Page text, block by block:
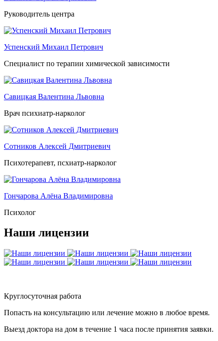
Руководитель центра
Успенский Михаил Петрович
Специалист по терапии химической зависимости
Савицкая Валентина Львовна
Врач психиатр-нарколог
Сотников Алексей Дмитриевич
Психотерапевт, псхиатр-нарколог
Гончарова Алёна Владимировна
Психолог
Наши лицензии
Круглосуточная работа
Попасть на консультацию или лечение можно в любое время.
Выезд доктора на дом в течение 1 часа после принятия заявки.